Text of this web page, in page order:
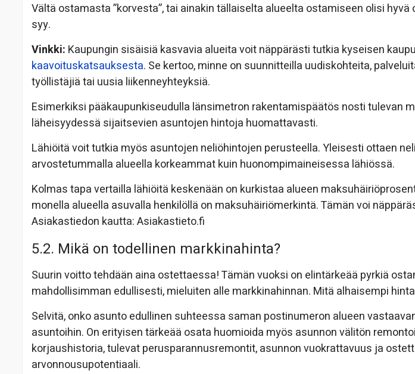
Vältä ostamasta ”korvesta”, tai ainakin tällaiselta alueelta ostamiseen olisi
syy.
Vinkki: Kaupungin sisäisiä kasvavia alueita voit näppärästi tutkia kyseisen
kaavoituskatsauksesta. Se kertoo, minne on suunnitteilla uudiskohteita,
työllistäjiä tai uusia liikenneyhteyksiä.
Esimerkiksi pääkaupunkiseudulla länsimetron rakentamispäätös nosti tulevan
läheisyydessä sijaitsevien asuntojen hintoja huomattavasti.
Lähiöitä voit tutkia myös asuntojen neliöhintojen perusteella. Yleisesti ottaen
arvostetummalla alueella korkeammat kuin huonompimaineisessa lähiössä.
Kolmas tapa vertailla lähiöitä keskenään on kurkistaa alueen
monella alueella asuvalla henkilöllä on maksuhäiriömerkintä. Tämän voi
Asiakastiedon kautta: Asiakastieto.fi
5.2. Mikä on todellinen markkinahinta?
Suurin voitto tehdään aina ostettaessa! Tämän vuoksi on elintärkeää pyrkiä
mahdollisimman edullisesti, mieluiten alle markkinahinnan. Mitä alhaisempi
Selvitä, onko asunto edullinen suhteessa saman postinumeron alueen
asuntoihin. On erityisen tärkeää osata huomioida myös asunnon välitön
korjaushistoria, tulevat perusparannusremontit, asunnon vuokrattavuus ja
arvonnousupotentiaali.